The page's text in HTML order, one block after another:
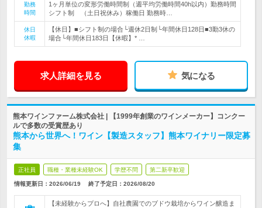
勤務
時間
1ヶ月単位の変形労働時間制（週平均労働時間40h以内）勤務時間
シフト制 （土日祝休み）稼働日 勤務時…
休日
休暇
【休日】■シフト制の場合└週休2日制└年間休日128日■3勤3休の
場合└年間休日183日【休暇】* …
求人詳細を見る 気になる
熊本ワインファーム株式会社 | 【1999年創業のワインメーカー】コンクー
ルで多数の受賞歴あり
熊本から世界へ！ワイン【製造スタッフ】熊本ワイナリー限定募
集
正社員 職種・業種未経験OK 学歴不問 第二新卒歓迎
情報更新日：2026/06/19 終了予定日： 2026/08/20
【未経験からプロへ】自社農園でのブドウ栽培からワイン醸造ま